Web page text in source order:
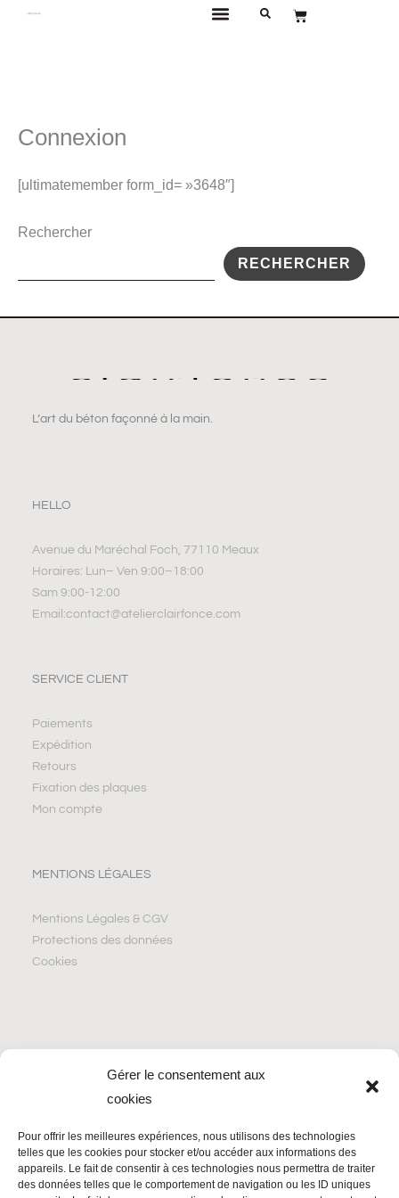
Gérer le consentement aux
cookies
Pour offrir les meilleures expériences, nous utilisons des technologies
telles que les cookies pour stocker et/ou accéder aux informations des
appareils. Le fait de consentir à ces technologies nous permettra de traiter
des données telles que le comportement de navigation ou les ID uniques
Aller
Panier
Connexion
[ultimatemember form_id= »3648″]
Rechercher
RECHERCHER
L’art du béton façonné à la main.
HELLO
Avenue du Maréchal Foch, 77110 Meaux
Horaires: Lun– Ven 9:00–18:00
Sam 9:00-12:00
Email:contact@atelierclairfonce.com
SERVICE CLIENT
Paiements
Expédition
Retours
Fixation des plaques
Mon compte
MENTIONS LÉGALES
Mentions Légales & CGV
Protections des données
Cookies